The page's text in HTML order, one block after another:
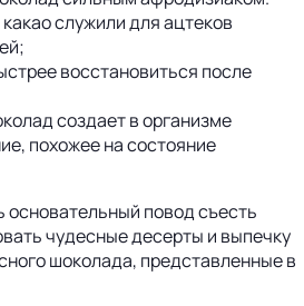
служили для ацтеков
восстановиться после
создает в организме
похожее на состояние
основательный повод съесть
чудесные десерты и выпечку
шоколада, представленные в